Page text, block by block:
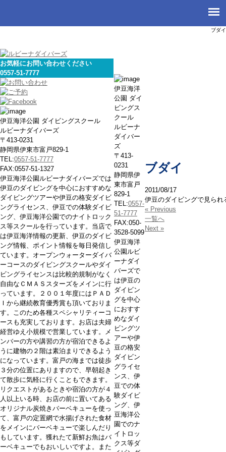
ブダイ
お気軽にお問い合わせください
0557-51-7777
伊豆海洋公園 ダイビングスクール
ルビーナダイバーズ
〒413-0231
静岡県伊東市富戸829-1
TEL:0557-51-7777
FAX:0557-51-1327
伊豆海洋公園ルビーナダイバーズでは
伊豆のダイビングを中心におすすめな
ダイビングツアーや伊豆の格安ダイビ
ングライセンス、伊豆での体験ダイビ
ング、伊豆海洋公園でのナイトロック
ス等スクールを行っています。当店で
は伊豆海洋情報の更新、伊豆のダイビ
ング情報、ポイント情報を毎日発信し
ています。オープンウォーターダイバ
ーコースのダイビングスクールやダイ
ビングライセンスは比較的規制がなく
自由なＣＭＡＳスターズをメインに行
っています。２００１年度にはＰＡＤ
Ｉから継続教育優秀賞も頂いておりま
す。このため各種スペシャリティーコ
ースも充実しております。お店は夫婦
経営ゆえ小規模で営業しています。メ
ンバーの方や講習の方が宿泊できるよ
うに建物の２階は素泊まりできるよう
になっています。富戸の海までは徒歩
３分の位置にありますので、早朝起き
て散歩に気軽に行くこともできます。
リクエストがあるときや宿泊の方が４
人以上いる時、お店の前に置いてある
オリジナル炭焼きバーベキューを使っ
て、富戸の定置網で水揚げされた食材
をメインにバーベキューで楽しんだり
もしています。獲れたて新鮮お魚はバ
ーベキューでもおいしいですよ。また
ブダイ
2011/08/17
伊豆のダイビングで見られ
« Previous
一覧へ
Next »
伊豆海洋
公園 ダイ
ビングス
クール
ルビーナ
ダイバー
ズ
〒413-
0231
静岡県伊
東市富戸
829-1
TEL:0557-
51-7777
FAX:050-
3528-5099
伊豆海洋
公園ルビ
ーナダイ
バーズで
は伊豆の
ダイビン
グを中心
におすす
めなダイ
ビングツ
アーや伊
豆の格安
ダイビン
グライセ
ンス、伊
豆での体
験ダイビ
ング、伊
豆海洋公
園でのナ
イトロッ
クス等ダ